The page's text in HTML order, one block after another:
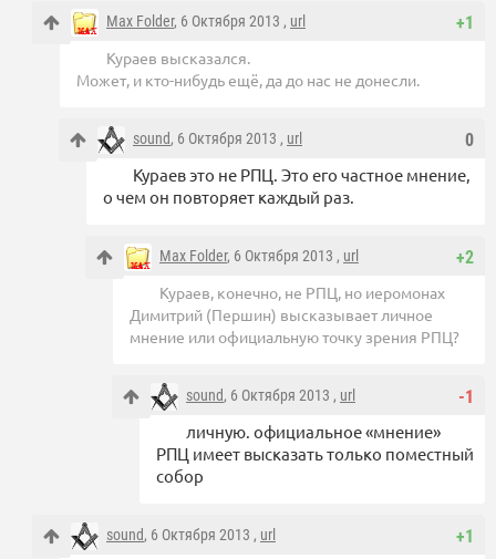
+1
Max Folder, 6 Октября 2013 , url
Кураев высказался.
Может, и кто-нибудь ещё, да до нас не донесли.
0
sound, 6 Октября 2013 , url
Кураев это не РПЦ. Это его частное мнение,
о чем он повторяет каждый раз.
+2
Max Folder, 6 Октября 2013 , url
Кураев, конечно, не РПЦ, но иеромонах
Димитрий (Першин) высказывает личное
мнение или официальную точку зрения РПЦ?
-1
sound, 6 Октября 2013 , url
личную. официальное «мнение»
РПЦ имеет высказать только поместный
собор
+1
sound, 6 Октября 2013 , url